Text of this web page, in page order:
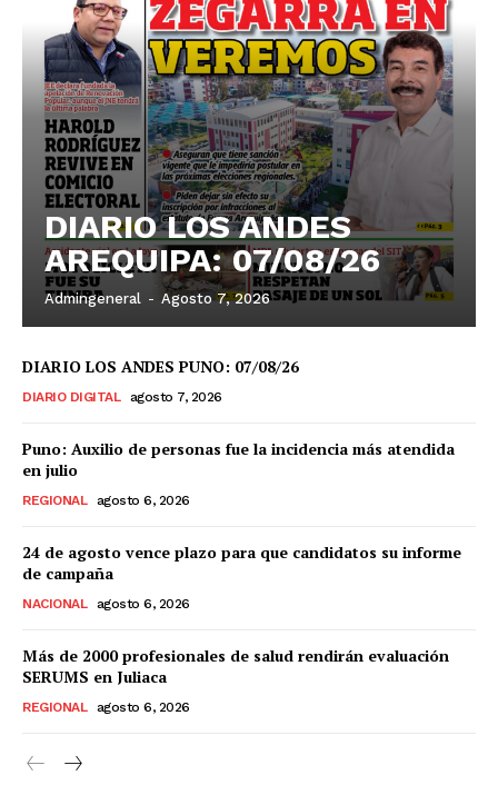
DIARIO LOS ANDES
AREQUIPA: 07/08/26
Admingeneral - Agosto 7, 2026
DIARIO LOS ANDES PUNO: 07/08/26
DIARIO DIGITAL agosto 7, 2026
Puno: Auxilio de personas fue la incidencia más atendida
en julio
REGIONAL agosto 6, 2026
24 de agosto vence plazo para que candidatos su informe
de campaña
NACIONAL agosto 6, 2026
Más de 2000 profesionales de salud rendirán evaluación
SERUMS en Juliaca
REGIONAL agosto 6, 2026